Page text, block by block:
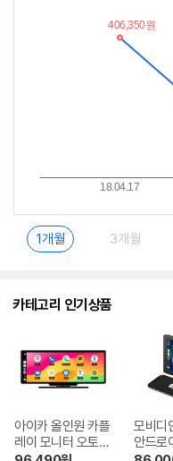
1개월 3개월
카테고리 인기상품
아이카 올인원 카플
레이 모니터 오토플
모비디
안드로